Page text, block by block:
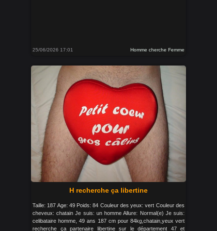
25/06/2026 17:01 Homme cherche Femme
H recherche ça libertine
Taille: 187 Age: 49 Poids: 84 Couleur des yeux: vert Couleur des
cheveux: chatain Je suis: un homme Allure: Normal(e) Je suis:
celibataire homme, 49 ans 187 cm pour 84kg,chatain,yeux vert
recherche ça partenaire libertine sur le département 47 et